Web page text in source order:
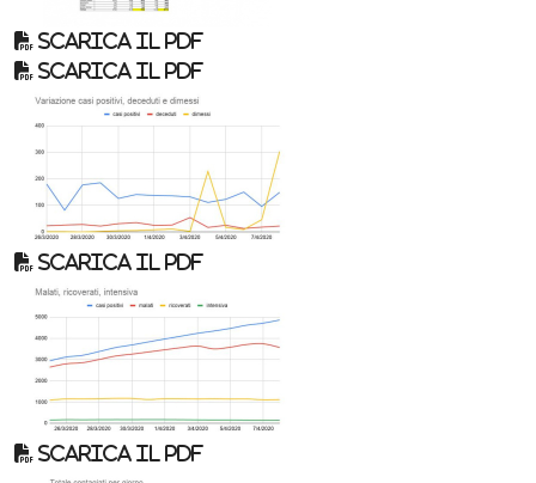
Scarica il pdf
Scarica il pdf
Scarica il pdf
Scarica il pdf